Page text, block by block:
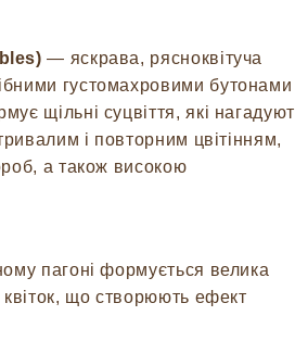
— яскрава, рясноквітуча
густомахровими бутонами
щільні суцвіття, які
і повторним цвітінням,
а також високою
пагоні формується велика
квіток, що створюють ефект